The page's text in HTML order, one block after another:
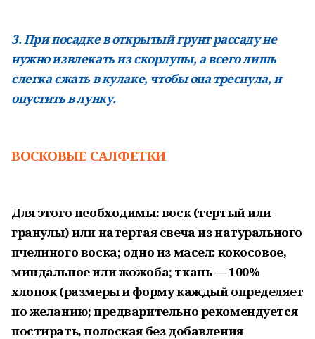
3. При посадке в открытый грунт рассаду не
нужно извлекать из скорлупы, а всего лишь
слегка сжать в кулаке, чтобы она треснула, и
опустить в лунку.
ВОСКОВЫЕ САЛФЕТКИ
Для этого необходимы: воск (тертый или
гранулы) или натертая свеча из натурального
пчелиного воска; одно из масел: кокосовое,
миндальное или жожоба; ткань — 100%
хлопок (размеры и форму каждый определяет
по желанию; предварительно рекомендуется
постирать, полоская без добавления